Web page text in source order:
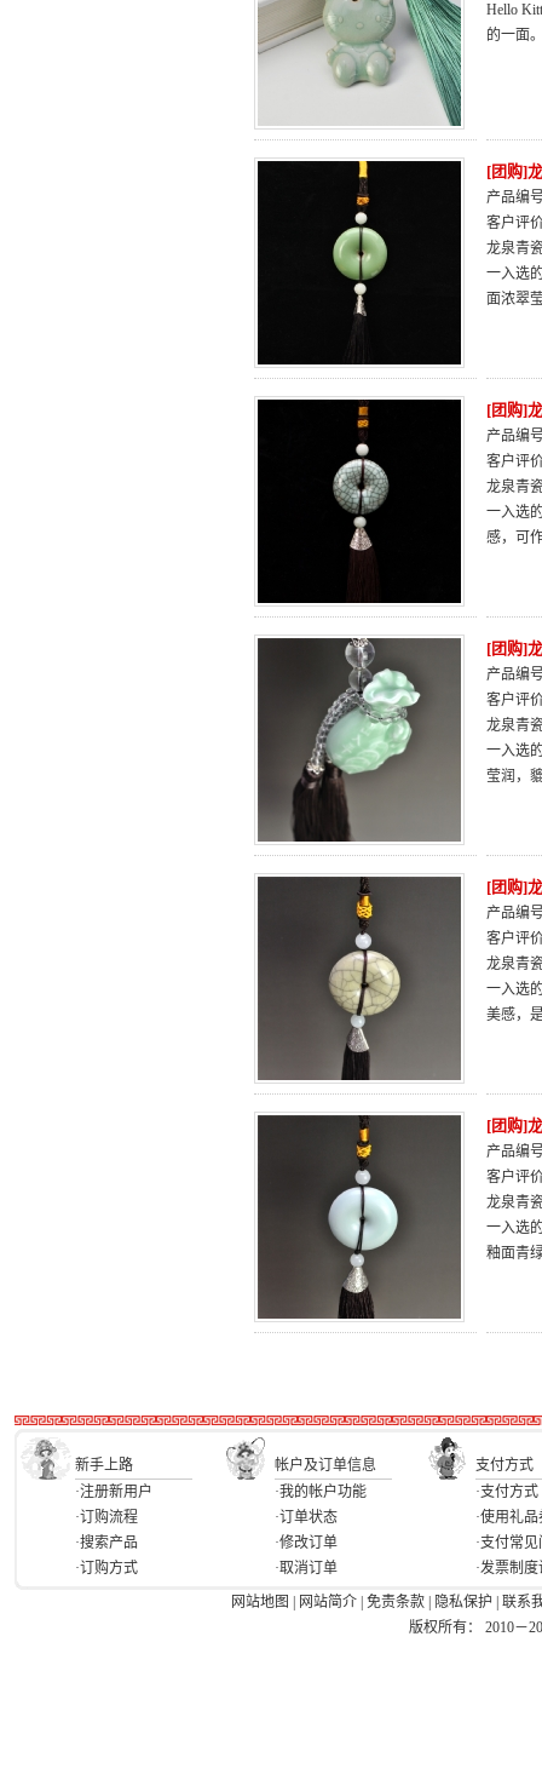
Hello
的一面
[团购]
产品编
客户评
龙泉青
一入选
面浓翠
[团购]
产品编
客户评
龙泉青
一入选
感，可
[团购]
产品编
客户评
龙泉青
一入选
莹润，
[团购]
产品编
客户评
龙泉青
一入选
美感，
[团购]
产品编
客户评
龙泉青
一入选
釉面青
新手上路 帐户及订单信息
支付方式
·注册新用户
·订购流程
·搜索产品
·订购方式
·我的帐户功能
·订单状态
·修改订单
·取消订单
·支付方式
·使用礼品
·支付常
·发票制
网站地图
网站简介 免责条款 隐私保护
联系
版权所有： 2010－